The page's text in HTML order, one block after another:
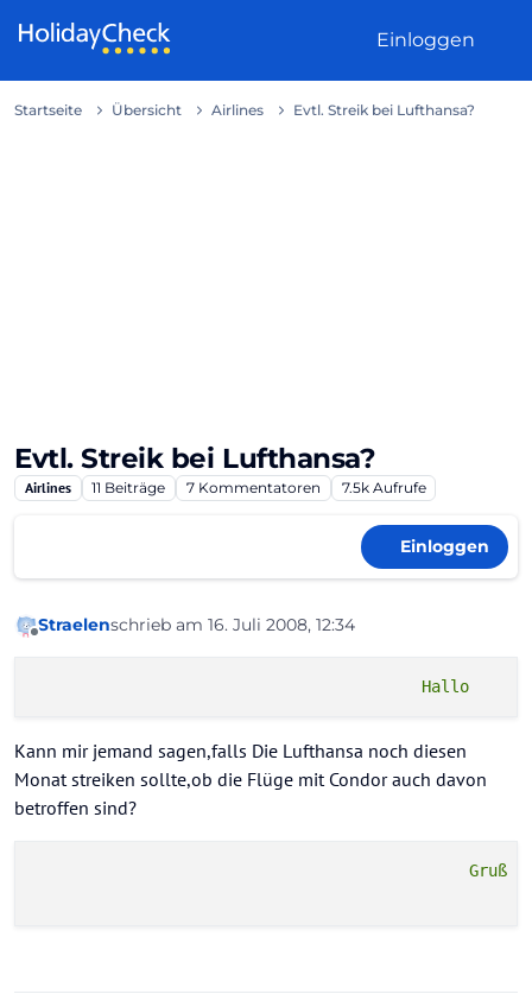
Einloggen
Startseite Übersicht Airlines Evtl. Streik bei Lufthansa?
Evtl. Streik bei Lufthansa?
Airlines 11 Beiträge 7 Kommentatoren 7.5k Aufrufe
Einloggen
Offline
Straelenschrieb am 16. Juli 2008, 12:34
zuletzt editiert von
Kann mir jemand sagen,falls Die Lufthansa noch diesen
Monat streiken sollte,ob die Flüge mit Condor auch davon
betroffen sind?
                                              Gruß